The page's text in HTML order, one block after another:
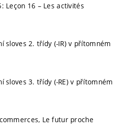
Leçon 16 – Les activités
sloves 2. třídy (-IR) v přítomném
sloves 3. třídy (-RE) v přítomném
Le futur proche